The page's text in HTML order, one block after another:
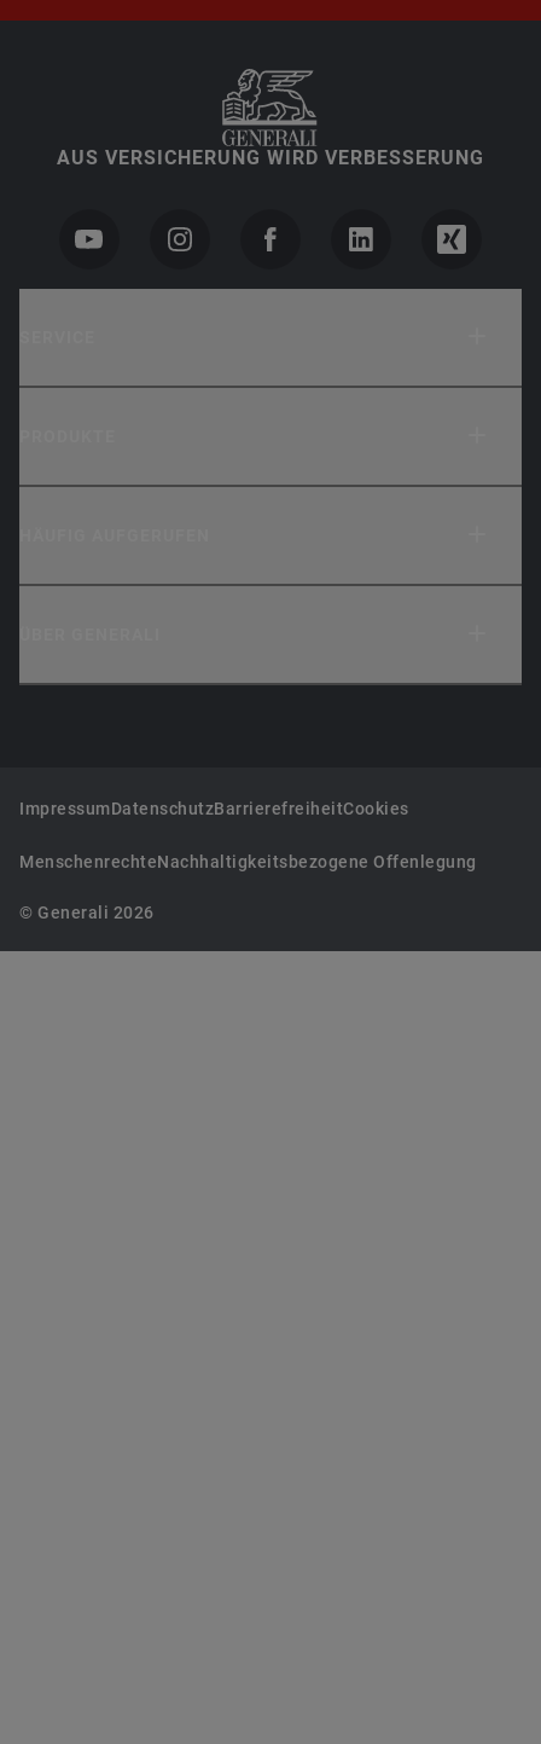
AUS VERSICHERUNG WIRD VERBESSERUNG
ImpressumDatenschutzBarrierefreiheitCookies
MenschenrechteNachhaltigkeitsbezogene Offenlegung
© Generali 2026